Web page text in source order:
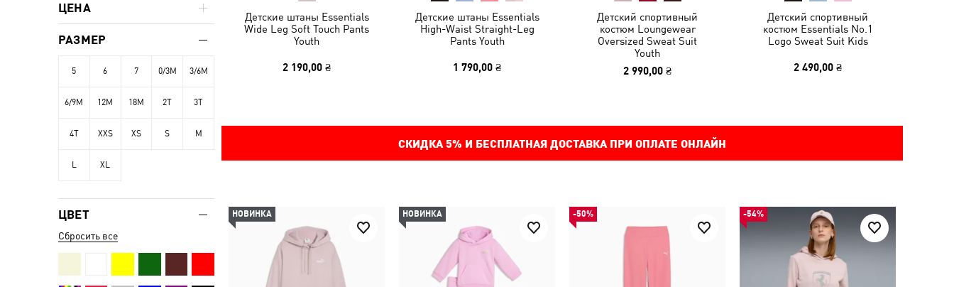
Детские штаны Essentials
Wide Leg Soft Touch Pants
Youth
2 190,00 ₴
Детские штаны Essentials
High-Waist Straight-Leg
Pants Youth
1 790,00 ₴
Детский спортивный
костюм Loungewear
Oversized Sweat Suit
Youth
2 990,00 ₴
Детский спортивный
костюм Essentials No.1
Logo Sweat Suit Kids
2 490,00 ₴
СКИДКА 5% И БЕСПЛАТНАЯ ДОСТАВКА ПРИ ОПЛАТЕ ОНЛАЙН
НОВИНКА НОВИНКА -50% -54%
ЦЕНА
РАЗМЕР
5 6 7 0/3M 3/6M
6/9M 12M 18M 2T 3T
4T XXS XS S M
L XL
ЦВЕТ
Сбросить все